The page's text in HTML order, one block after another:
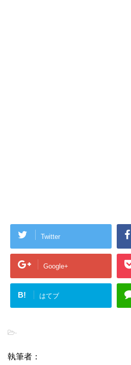
Twitter
Google+
B! はてブ
-
執筆者：